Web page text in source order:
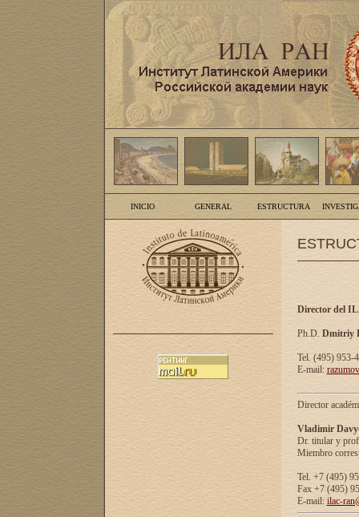
INICIO GENERAL ESTRUCTURA
Director del
Ph.D. Dmitriy
Tel. (495) 953-
E-mail:
Director
Vladimir
Dr. titular y
Miembro
Tel. +7 (495)
Fax +7 (495)
E-mail: ilac-